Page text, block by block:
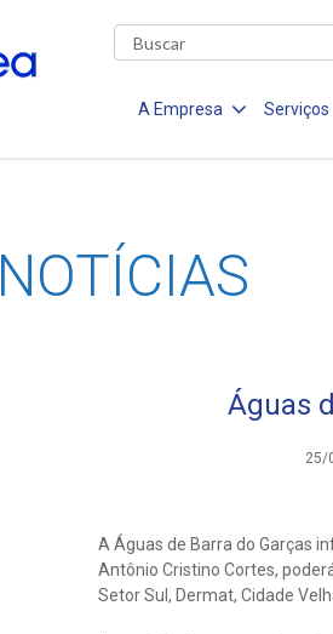
A Empresa Serviços
NOTÍCIAS
Águas
25/
A Águas de Barra do Garças
Antônio Cristino Cortes,
Setor Sul, Dermat, Cidade